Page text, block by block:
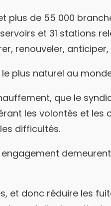
plus de 55 000
et 31 stations
renouveler,
plus naturel au
que le
les volontés et les
difficultés.
et donc réduire les